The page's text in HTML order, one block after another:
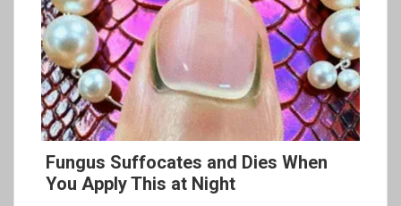
Fungus Suffocates and Dies When
You Apply This at Night